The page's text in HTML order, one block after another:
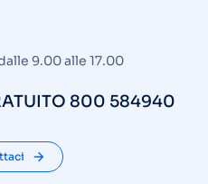
9.00 alle 17.00
800 584940